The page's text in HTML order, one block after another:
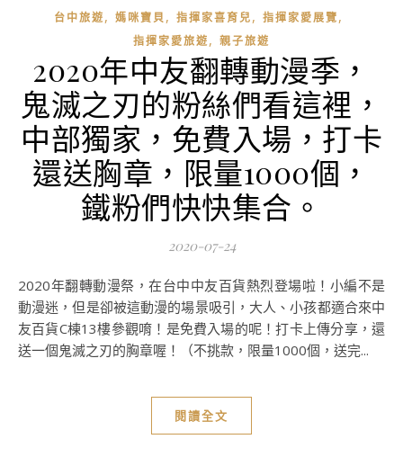
台中旅遊, 媽咪寶貝, 指揮家喜育兒, 指揮家愛展覽,
指揮家愛旅遊, 親子旅遊
2020年中友翻轉動漫季，
鬼滅之刃的粉絲們看這裡，
中部獨家，免費入場，打卡
還送胸章，限量1000個，
鐵粉們快快集合。
2020-07-24
2020年翻轉動漫祭，在台中中友百貨熱烈登場啦！小編不是
動漫迷，但是卻被這動漫的場景吸引，大人、小孩都適合來中
友百貨C棟13樓參觀唷！是免費入場的呢！打卡上傳分享，還
送一個鬼滅之刃的胸章喔！（不挑款，限量1000個，送完...
閱讀全文